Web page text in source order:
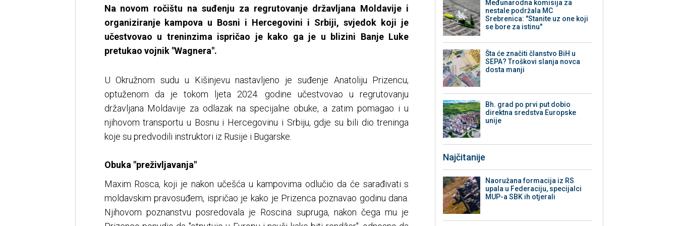
Na novom ročištu na suđenju za regrutovanje državljana Moldavije i
organiziranje kampova u Bosni i Hercegovini i Srbiji, svjedok koji je
učestvovao u treninzima ispričao je kako ga je u blizini Banje Luke
pretukao vojnik "Wagnera".
U Okružnom sudu u Kišinjevu nastavljeno je suđenje Anatoliju Prizencu,
optuženom da je tokom ljeta 2024. godine učestvovao u regrutovanju
državljana Moldavije za odlazak na specijalne obuke, a zatim pomagao i u
njihovom transportu u Bosnu i Hercegovinu i Srbiju, gdje su bili dio treninga
koje su predvodili instruktori iz Rusije i Bugarske.
Obuka "preživljavanja"
Maxim Rosca, koji je nakon učešća u kampovima odlučio da će sarađivati s
moldavskim pravosuđem, ispričao je kako je Prizenca poznavao godinu dana.
Njihovom poznanstvu posredovala je Roscina supruga, nakon čega mu je
Međunarodna komisija za
nestale podržala MC
Srebrenica: "Stanite uz one koji
se bore za istinu"
Šta će značiti članstvo BiH u
SEPA? Troškovi slanja novca
dosta manji
Bh. grad po prvi put dobio
direktna sredstva Europske
unije
Najčitanije
Naoružana formacija iz RS
upala u Federaciju, specijalci
MUP-a SBK ih otjerali